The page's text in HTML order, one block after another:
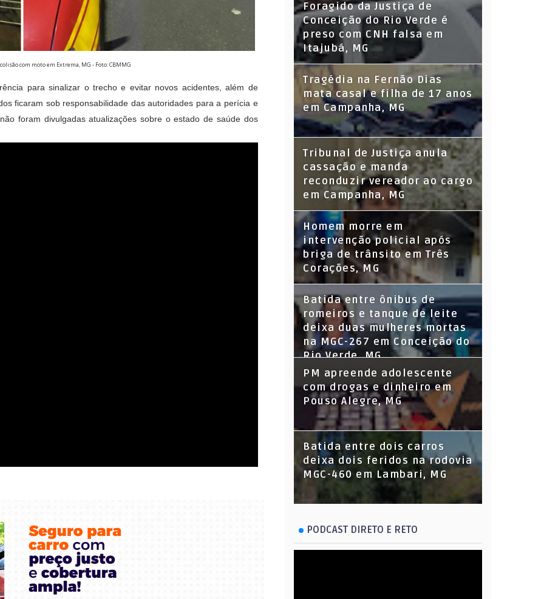
com moto em Extrema, MG - Foto: CBMMG
para sinalizar o trecho e evitar novos acidentes, além de
ficaram sob responsabilidade das autoridades para a perícia e
foram divulgadas atualizações sobre o estado de saúde dos
Foragido da Justiça de
Conceição do Rio Verde é
preso com CNH falsa em
Itajubá, MG
Tragédia na Fernão Dias
mata casal e filha de 17 anos
em Campanha, MG
Tribunal de Justiça anula
cassação e manda
reconduzir vereador ao cargo
em Campanha, MG
Homem morre em
intervenção policial após
briga de trânsito em Três
Corações, MG
Batida entre ônibus de
romeiros e tanque de leite
deixa duas mulheres mortas
na MGC-267 em Conceição do
Rio Verde, MG
PM apreende adolescente
com drogas e dinheiro em
Pouso Alegre, MG
Batida entre dois carros
deixa dois feridos na rodovia
MGC-460 em Lambari, MG
PODCAST DIRETO E RETO